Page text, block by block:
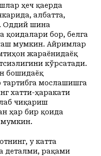
ҳеч қаерда
албатта,
Оддий шина
қоидалари бор, белга
мумкин. Айримлар
жараёнидаёқ
кўрсатади.
бошидаёқ
мослашишга
хатти-ҳаракати
чиқариш
ҳар бир қоида
мумкин.
у катта
деталми, рақами